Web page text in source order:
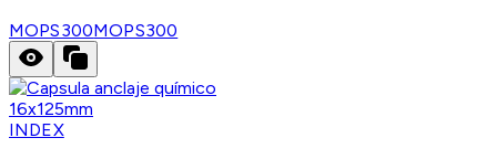
MOPS300MOPS300
INDEX